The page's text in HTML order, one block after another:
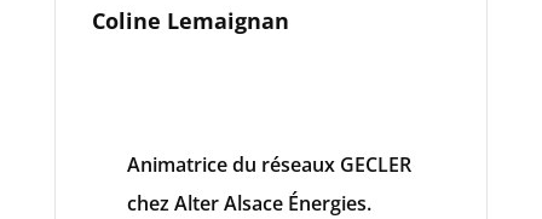
Coline Lemaignan
Animatrice du réseaux GECLER
chez Alter Alsace Énergies.